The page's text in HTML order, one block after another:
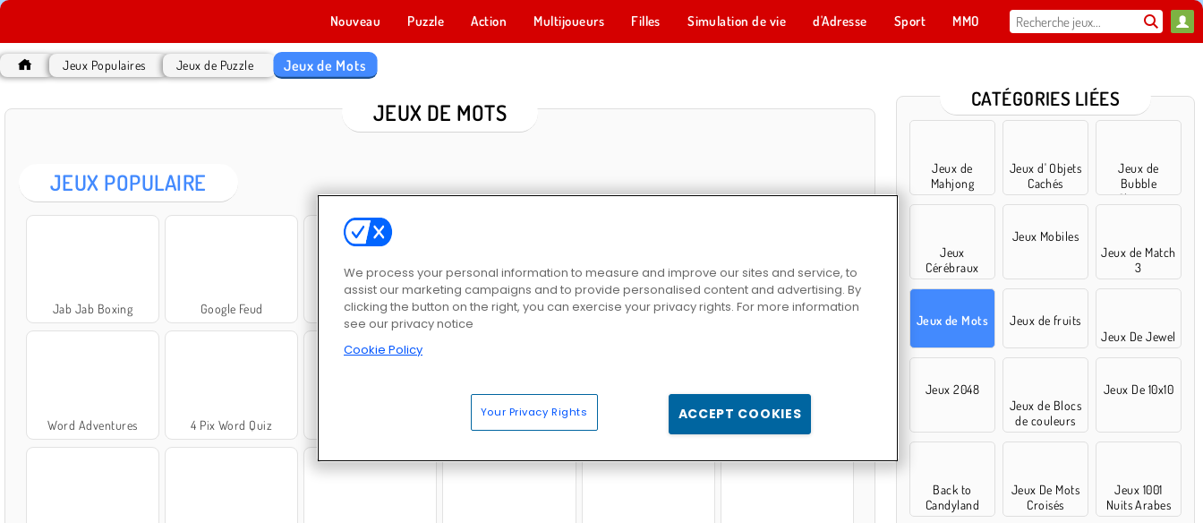
Nouveau Puzzle Action Multijoueurs Filles Simulation de vie d'Adresse Sport MMO
Jeux Populaires Jeux de Puzzle Jeux de Mots
JEUX DE MOTS
JEUX POPULAIRE
Jab Jab Boxing Google Feud Text Talk Arkadium's Codeword Daily Crossword Word Search Pictures
Word Adventures 4 Pix Word Quiz
CATÉGORIES LIÉES
Jeux de
Mahjong
Jeux d' Objets
Cachés
Jeux de
Bubble
Shooter
Jeux
Cérébraux
Jeux Mobiles
Jeux de Match
3
Jeux de Mots
Jeux de fruits
Jeux De Jewel
Jeux 2048
Jeux de Blocs
de couleurs
Jeux De 10x10
Back to
Candyland
Jeux De Mots
Croisés
Jeux 1001
Nuits Arabes
We process your personal information to measure and improve our sites and service, to
assist our marketing campaigns and to provide personalised content and advertising. By
clicking the button on the right, you can exercise your privacy rights. For more information
see our privacy notice
Cookie Policy
Your Privacy Rights ACCEPT COOKIES